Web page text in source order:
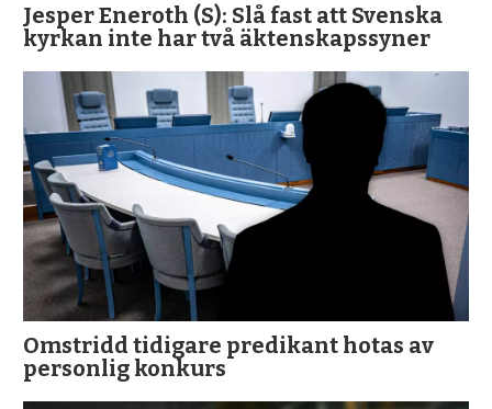
Jesper Eneroth (S): Slå fast att Svenska
kyrkan inte har två äktenskapssyner
Omstridd tidigare predikant hotas av
personlig konkurs